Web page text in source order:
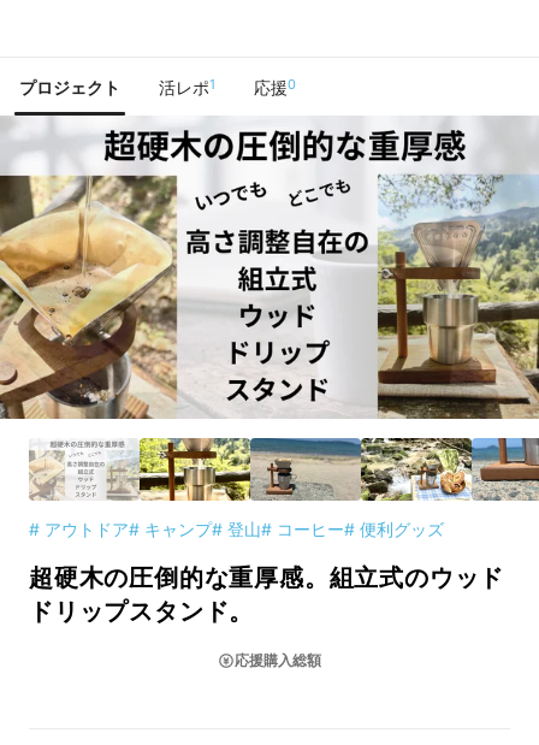
プロジェクト 活レポ1 応援0
# アウトドア# キャンプ# 登山# コーヒー# 便利グッズ
超硬木の圧倒的な重厚感。組立式のウッド
ドリップスタンド。
応援購入総額